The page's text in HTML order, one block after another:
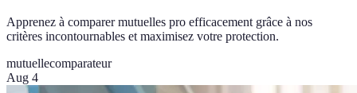
Apprenez à comparer mutuelles pro efficacement grâce à nos
critères incontournables et maximisez votre protection.
mutuellecomparateur
Aug 4